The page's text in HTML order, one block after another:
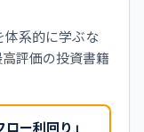
体系的に学ぶな
評価の投資書籍
ー利回り」